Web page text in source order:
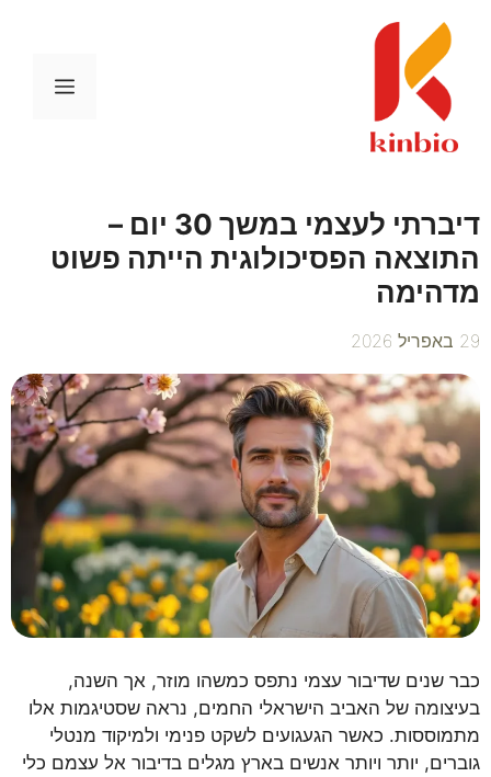
לתוכן
תפריט
דיברתי לעצמי במשך 30 יום –
התוצאה הפסיכולוגית הייתה פשוט
מדהימה
29 באפריל 2026
כבר שנים שדיבור עצמי נתפס כמשהו מוזר, אך השנה,
בעיצומה של האביב הישראלי החמים, נראה שסטיגמות אלו
מתמוססות. כאשר הגעגועים לשקט פנימי ולמיקוד מנטלי
גוברים, יותר ויותר אנשים בארץ מגלים בדיבור אל עצמם כלי